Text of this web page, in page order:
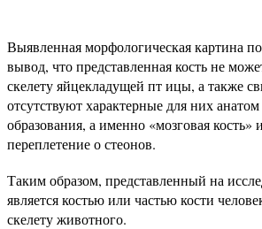
Выявленная морфологическая картина
вывод, что представленная кость не
скелету яйцекладущей пт ицы, а также
отсутствуют характерные для них
образования, а именно «мозговая кость»
переплетение о стеонов.
Таким образом, представленный на
является костью или частью кости
скелету животного.